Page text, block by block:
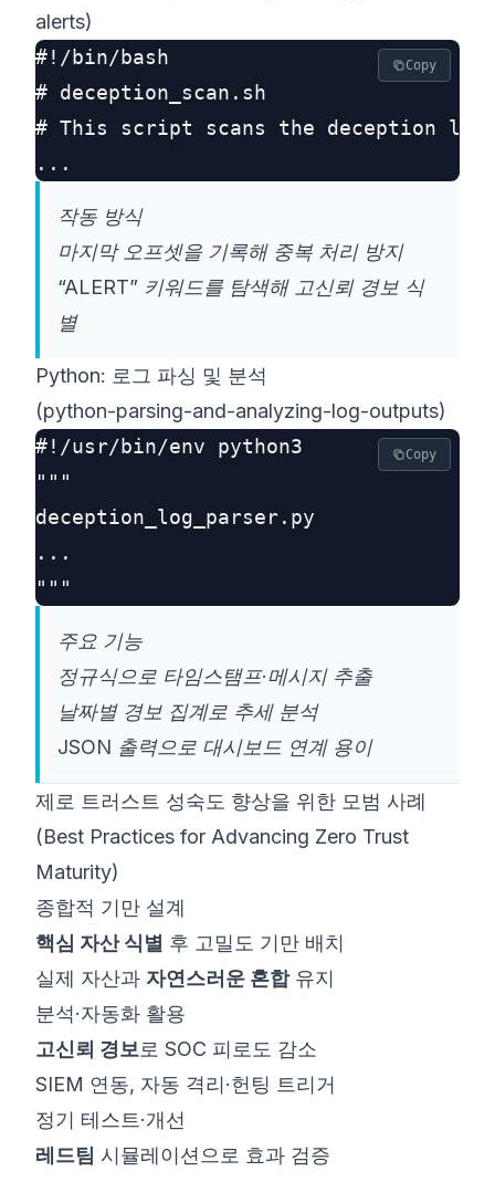
alerts)
#!/bin/bash
# deception_scan.sh
# This script scans the deception
Copy
작동 방식
마지막 오프셋을 기록해 중복 처리 방지
“ALERT” 키워드를 탐색해 고신뢰 경보 식
별
Python: 로그 파싱 및 분석
(python-parsing-and-analyzing-log-outputs)
#!/usr/bin/env python3
"""
deception_log_parser.py
...
Copy
주요 기능
정규식으로 타임스탬프·메시지 추출
날짜별 경보 집계로 추세 분석
JSON 출력으로 대시보드 연계 용이
제로 트러스트 성숙도 향상을 위한 모범 사례
(Best Practices for Advancing Zero Trust
Maturity)
종합적 기만 설계
핵심 자산 식별 후 고밀도 기만 배치
실제 자산과 자연스러운 혼합유지
분석·자동화 활용
고신뢰 경보로 SOC 피로도 감소
SIEM 연동, 자동 격리·헌팅 트리거
정기 테스트·개선
레드팀 시뮬레이션으로 효과 검증